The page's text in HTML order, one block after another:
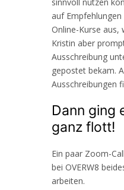
auf
Online-Kurse aus,
Kristin aber
Ausschreibung
gepostet bekam.
Ausschreibungen
Dann ging
ganz flott!
Ein paar Zoom-
bei OVERW8
arbeiten.